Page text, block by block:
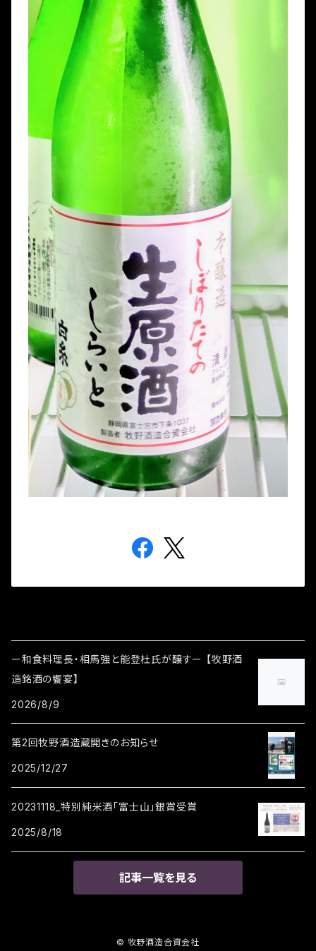
ー和食料理長・相馬強と能登杜氏が醸すー 【牧野酒
造銘酒の饗宴】
2026/8/9
第2回牧野酒造蔵開きのお知らせ
2025/12/27
20231118_特別純米酒「富士山」銀賞受賞
2025/8/18
記事一覧を見る
© 牧野酒造合資会社